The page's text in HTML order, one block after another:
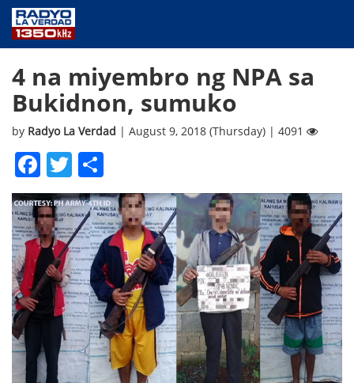
PUBLIC SERVICE
ANNOUNCEMENTS
PROGRAMS
ABOUT
CONTACT US
4 na miyembro ng NPA sa
Bukidnon, sumuko
by Radyo La Verdad | August 9, 2018 (Thursday) | 4091
Facebook
Twitter